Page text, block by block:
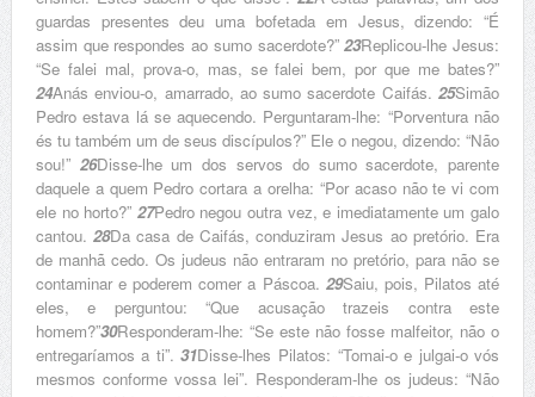
guardas presentes deu uma bofetada em Jesus, dizendo: “É
assim que respondes ao sumo sacerdote?”23Replicou-lhe Jesus:
“Se falei mal, prova-o, mas, se falei bem, por que me bates?”
24Anás enviou-o, amarrado, ao sumo sacerdote Caifás.25Simão
Pedro estava lá se aquecendo. Perguntaram-lhe: “Porventura não
és tu também um de seus discípulos?” Ele o negou, dizendo: “Não
sou!” 26Disse-lhe um dos servos do sumo sacerdote, parente
daquele a quem Pedro cortara a orelha: “Por acaso não te vi com
ele no horto?” 27Pedro negou outra vez, e imediatamente um galo
cantou.28Da casa de Caifás, conduziram Jesus ao pretório. Era
de manhã cedo. Os judeus não entraram no pretório, para não se
contaminar e poderem comer a Páscoa. 29Saiu, pois, Pilatos até
eles, e perguntou: “Que acusação trazeis contra este
homem?”30Responderam-lhe: “Se este não fosse malfeitor, não o
entregaríamos a ti”.31Disse-lhes Pilatos: “Tomai-o e julgai-o vós
mesmos conforme vossa lei”. Responderam-lhe os judeus: “Não